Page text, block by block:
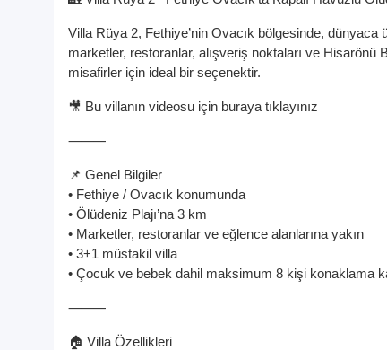
Villa Rüya 2, Fethiye’nin Ovacık bölgesinde, dünyaca
marketler, restoranlar, alışveriş noktaları ve
misafirler için ideal bir seçenektir.
🎥 Bu villanın videosu için buraya tıklayınız
⸻
📌 Genel Bilgiler
• Fethiye / Ovacık konumunda
• Ölüdeniz Plajı’na 3 km
• Marketler, restoranlar ve eğlence alanlarına yakın
• 3+1 müstakil villa
• Çocuk ve bebek dahil maksimum 8 kişi konaklama
⸻
🏠 Villa Özellikleri